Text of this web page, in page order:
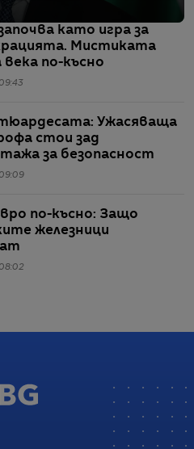
като игра за
Мистиката
века по-късно
Ужасяваща
стои зад
за безопасност
по-късно: Защо
железници